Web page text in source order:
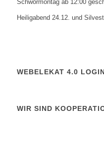
Schwörmontag ab 12:00
Heiligabend 24.12. und
WEBELEKAT 4.0
WIR SIND